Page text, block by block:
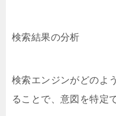
検索結果の分析
検索エンジンがどのよ
ることで、意図を特定